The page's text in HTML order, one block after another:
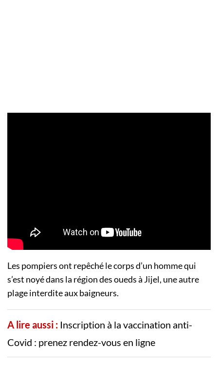
Les pompiers ont repêché le corps d’un homme qui
s’est noyé dans la région des oueds à Jijel, une autre
plage interdite aux baigneurs.
A lire aussi : Inscription à la vaccination anti-
Covid : prenez rendez-vous en ligne